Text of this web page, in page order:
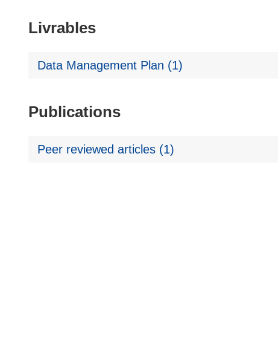
Livrables
Data Management Plan (1)
Publications
Peer reviewed articles (1)